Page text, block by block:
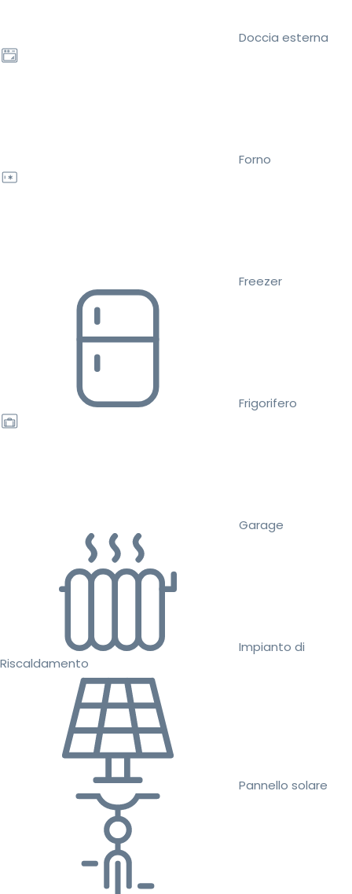
Doccia esterna
Forno
Freezer
Frigorifero
Garage
Impianto di
Riscaldamento
Pannello solare